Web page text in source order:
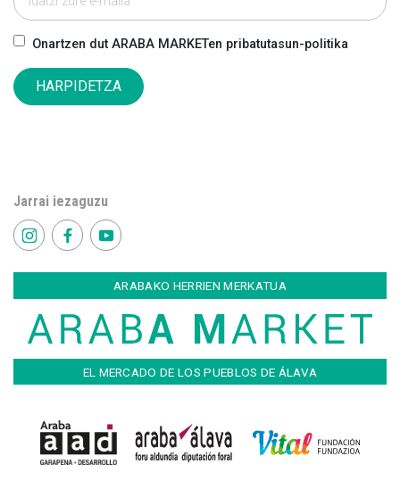
Onartzen dut ARABA MARKETen pribatutasun-politika
HARPIDETZA
Jarrai iezaguzu
ARABAKO HERRIEN MERKATUA
EL MERCADO DE LOS PUEBLOS DE ÁLAVA